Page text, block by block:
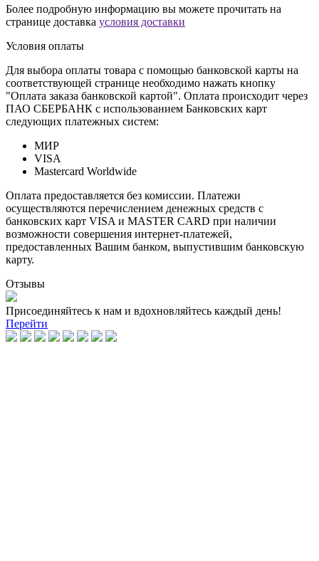
Более подробную информацию вы можете прочитать на
странице доставка условия доставки
Условия оплаты
Для выбора оплаты товара с помощью банковской карты на
соответствующей странице необходимо нажать кнопку
"Оплата заказа банковской картой". Оплата происходит через
ПАО СБЕРБАНК с использованием Банковских карт
следующих платежных систем:
МИР
VISA
Mastercard Worldwide
Оплата предоставляется без комиссии. Платежи
осуществляются перечислением денежных средств с
банковских карт VISA и MASTER CARD при наличии
возможности совершения интернет-платежей,
предоставленных Вашим банком, выпустившим банковскую
карту.
Отзывы
Присоединяйтесь к нам и вдохновляйтесь каждый день!
Перейти